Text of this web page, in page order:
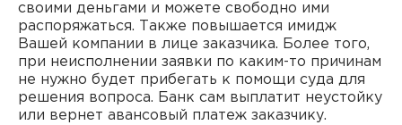
своими деньгами и можете свободно ими
распоряжаться. Также повышается имидж
Вашей компании в лице заказчика. Более того,
при неисполнении заявки по каким-то причинам
не нужно будет прибегать к помощи суда для
решения вопроса. Банк сам выплатит неустойку
или вернет авансовый платеж заказчику.